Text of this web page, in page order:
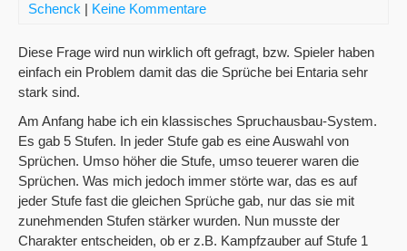
Schenck | Keine Kommentare
Diese Frage wird nun wirklich oft gefragt, bzw. Spieler haben
einfach ein Problem damit das die Sprüche bei Entaria sehr
stark sind.
Am Anfang habe ich ein klassisches Spruchausbau-System.
Es gab 5 Stufen. In jeder Stufe gab es eine Auswahl von
Sprüchen. Umso höher die Stufe, umso teuerer waren die
Sprüchen. Was mich jedoch immer störte war, das es auf
jeder Stufe fast die gleichen Sprüche gab, nur das sie mit
zunehmenden Stufen stärker wurden. Nun musste der
Charakter entscheiden, ob er z.B. Kampfzauber auf Stufe 1